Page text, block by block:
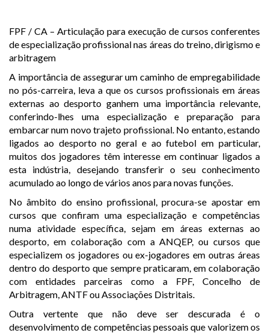
FPF / CA – Articulação para execução de cursos conferentes
de especialização profissional nas áreas do treino, dirigismo e
arbitragem
A importância de assegurar um caminho de empregabilidade
no pós-carreira, leva a que os cursos profissionais em áreas
externas ao desporto ganhem uma importância relevante,
conferindo-lhes uma especialização e preparação para
embarcar num novo trajeto profissional. No entanto, estando
ligados ao desporto no geral e ao futebol em particular,
muitos dos jogadores têm interesse em continuar ligados a
esta indústria, desejando transferir o seu conhecimento
acumulado ao longo de vários anos para novas funções.
No âmbito do ensino profissional, procura-se apostar em
cursos que confiram uma especialização e competências
numa atividade específica, sejam em áreas externas ao
desporto, em colaboração com a ANQEP, ou cursos que
especializem os jogadores ou ex-jogadores em outras áreas
dentro do desporto que sempre praticaram, em colaboração
com entidades parceiras como a FPF, Concelho de
Arbitragem, ANTF ou Associações Distritais.
Outra vertente que não deve ser descurada é o
desenvolvimento de competências pessoais que valorizem os